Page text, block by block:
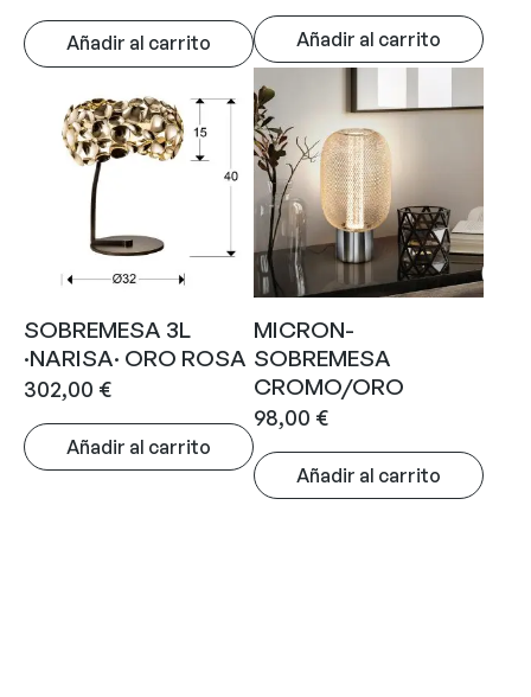
Añadir al carrito Añadir al carrito
SOBREMESA 3L
·NARISA· ORO ROSA
302,00 €
Añadir al carrito
MICRON-
SOBREMESA
CROMO/ORO
98,00 €
Añadir al carrito